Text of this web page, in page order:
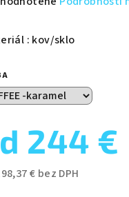
: kov/sklo
244 €
€ bez DPH